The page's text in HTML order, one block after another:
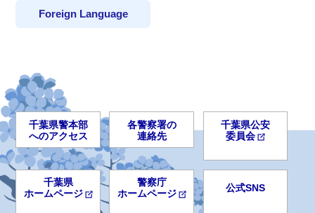
Foreign Language
千葉県警本部
へのアクセス
各警察署の
連絡先
千葉県公安
委員会
千葉県
ホームページ
警察庁
ホームページ
公式SNS